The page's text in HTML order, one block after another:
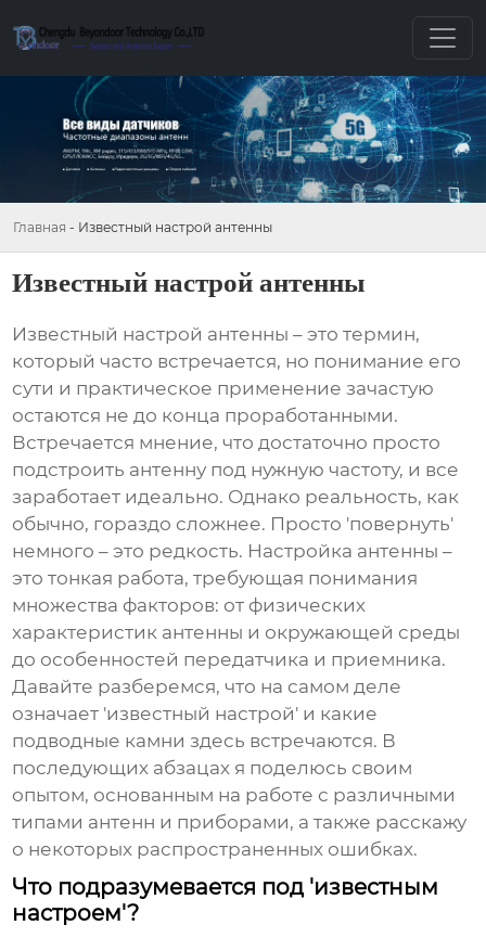
Главная - Известный настрой антенны
Известный настрой антенны
Известный настрой антенны – это термин,
который часто встречается, но понимание его
сути и практическое применение зачастую
остаются не до конца проработанными.
Встречается мнение, что достаточно просто
подстроить антенну под нужную частоту, и все
заработает идеально. Однако реальность, как
обычно, гораздо сложнее. Просто 'повернуть'
немного – это редкость. Настройка антенны –
это тонкая работа, требующая понимания
множества факторов: от физических
характеристик антенны и окружающей среды
до особенностей передатчика и приемника.
Давайте разберемся, что на самом деле
означает 'известный настрой' и какие
подводные камни здесь встречаются. В
последующих абзацах я поделюсь своим
опытом, основанным на работе с различными
типами антенн и приборами, а также расскажу
о некоторых распространенных ошибках.
Что подразумевается под 'известным
настроем'?